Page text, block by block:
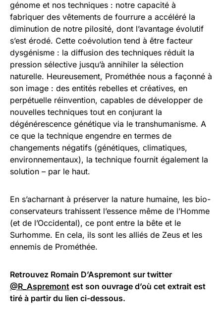
génome et nos techniques : notre capacité à
fabriquer des vêtements de fourrure a accéléré la
diminution de notre pilosité, dont l’avantage évolutif
s’est érodé. Cette coévolution tend à être facteur
dysgénisme : la diffusion des techniques réduit la
pression sélective jusqu’à annihiler la sélection
naturelle. Heureusement, Prométhée nous a façonné à
son image : des entités rebelles et créatives, en
perpétuelle réinvention, capables de développer de
nouvelles techniques tout en conjurant la
dégénérescence génétique via le transhumanisme. A
ce que la technique engendre en termes de
changements négatifs (génétiques, climatiques,
environnementaux), la technique fournit également la
solution – par le haut.
En s’acharnant à préserver la nature humaine, les bio-
conservateurs trahissent l’essence même de l’Homme
(et de l’Occidental), ce pont entre la bête et le
Surhomme. En cela, ils sont les alliés de Zeus et les
ennemis de Prométhée.
Retrouvez Romain D’Aspremont sur twitter
@R_Aspremont est son ouvrage d’où cet extrait est
tiré à partir du lien ci-dessous.